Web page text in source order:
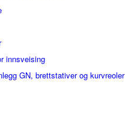
innsveising
GN, brettstativer og kurvreoler